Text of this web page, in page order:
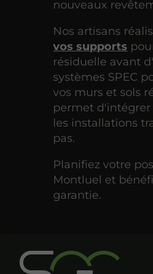
nouveaux
Nos artisans
vos supports
résiduelle avant
systèmes SPEC
vos murs et sols
permet d'intégrer
les installations
pas.
Planifiez votre
Montluel et
garantie.